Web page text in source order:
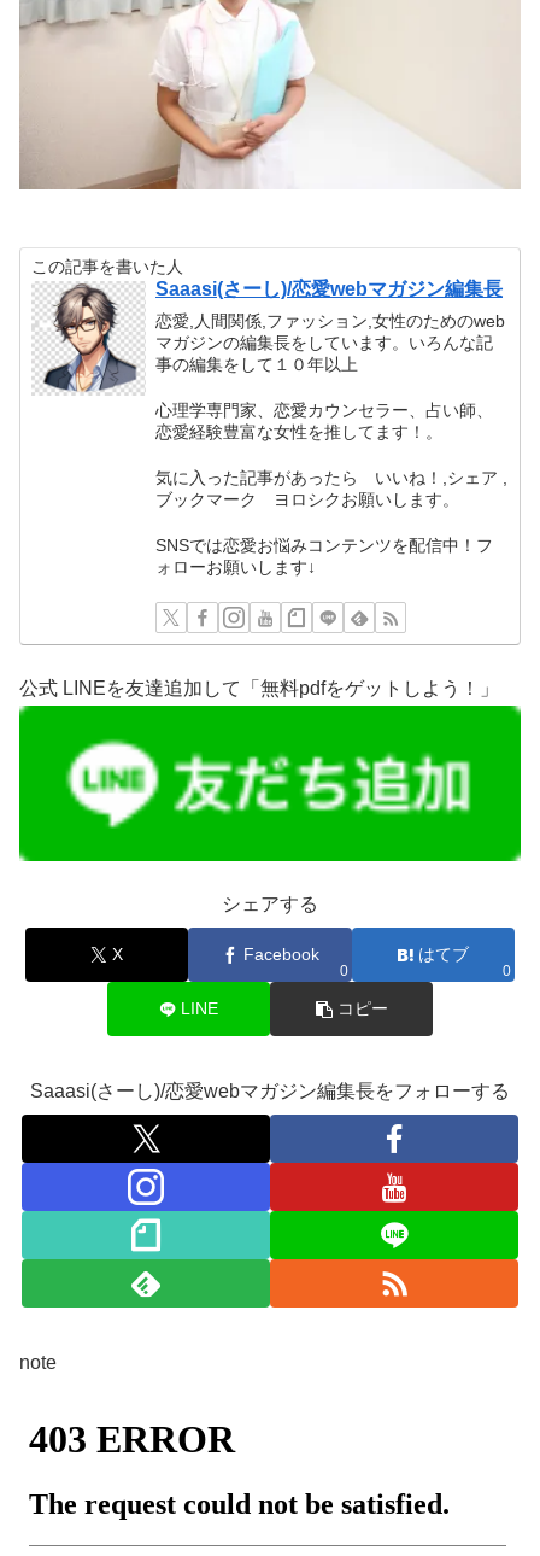
この記事を書いた人
Saaasi(さーし)/恋愛webマガジン編集長
恋愛,人間関係,ファッション,女性のためのweb
マガジンの編集長をしています。いろんな記
事の編集をして１０年以上
心理学専門家、恋愛カウンセラー、占い師、
恋愛経験豊富な女性を推してます！。
気に入った記事があったら いいね！,シェア ,
ブックマーク ヨロシクお願いします。
SNSでは恋愛お悩みコンテンツを配信中！フ
ォローお願いします↓
公式 LINEを友達追加して「無料pdfをゲットしよう！」
シェアする
X Facebook
0
はてブ
0
LINE コピー
Saaasi(さーし)/恋愛webマガジン編集長をフォローする
note